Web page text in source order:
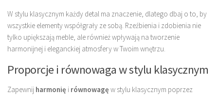
W stylu klasycznym każdy detal ma znaczenie, dlatego dbaj o to, by
wszystkie elementy współgrały ze sobą. Rzeźbienia i zdobienia nie
tylko upiększają meble, ale również wpływają na tworzenie
harmonijnej i eleganckiej atmosfery w Twoim wnętrzu.
Proporcje i równowaga w stylu klasycznym
Zapewnij harmonię i równowagę w stylu klasycznym poprzez